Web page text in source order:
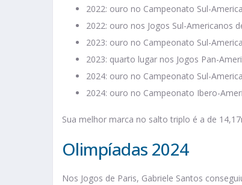
2022: ouro no Campeonato Sul-
2022: ouro nos Jogos Sul-Americanos
2023: ouro no Campeonato Sul-
2023: quarto lugar nos Jogos Pan-
2024: ouro no Campeonato Sul-
2024: ouro no Campeonato Ibero-
Sua melhor marca no salto triplo é a de
Olimpíadas 2024
Nos Jogos de Paris, Gabriele Santos